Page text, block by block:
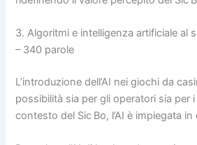
3. Algoritmi e intelligenza artificiale al
– 340 parole
L’introduzione dell’AI nei giochi da
possibilità sia per gli operatori sia per
contesto del Sic Bo, l’AI è impiegata